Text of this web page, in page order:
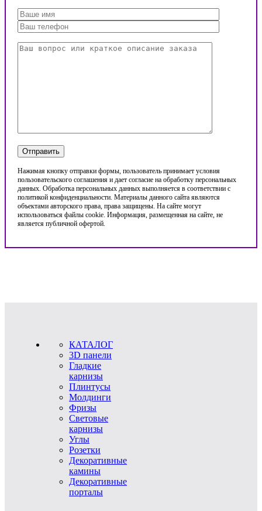
Нажимая кнопку отправки формы, пользователь принимает условия
пользовательского соглашения и дает согласие на обработку персональных
данных. Обработка персональных данных выполняется в соответствии с
политикой конфиденциальности. Материалы данного сайта являются
объектами авторского права, права защищены. На сайте могут
использоваться файлы cookie. Информация, размещенная на сайте, не
является публичной офертой.
КАТАЛОГ
3D панели
Гладкие
карнизы
Плинтусы
Молдинги
Фризы
Световые
карнизы
Углы
Розетки
Декоративные
камины
Декоративные
порталы